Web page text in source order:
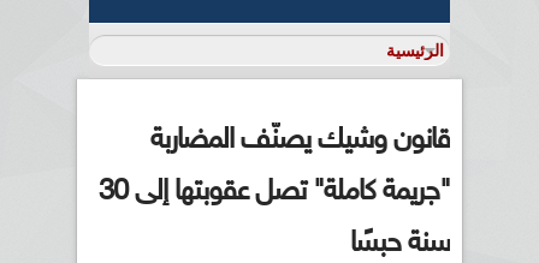
قانون وشيك يصنّف المضاربة
"جريمة كاملة" تصل عقوبتها إلى 30
سنة حبسًا